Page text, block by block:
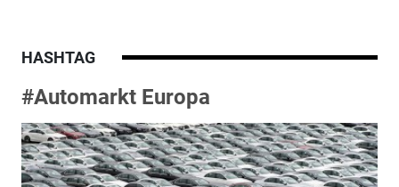
HASHTAG
#Automarkt Europa